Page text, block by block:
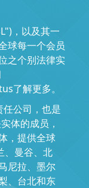
，以及其一
球每一个会员
之个别法律实
了解更多。
公司，也是
体的成员，
，提供全球
、曼谷、北
尼拉、墨尔
、台北和东